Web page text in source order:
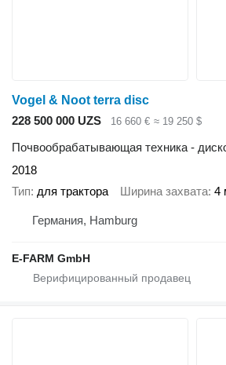
Vogel & Noot terra disc
228 500 000 UZS
16 660 € ≈ 19 250 $
Почвообрабатывающая техника -
2018
Тип для трактора Ширина захвата 4
Германия, Hamburg
E-FARM GmbH